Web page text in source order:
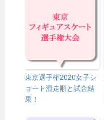
東京選手権2020女子シ
ョート滑走順と試合結
果！